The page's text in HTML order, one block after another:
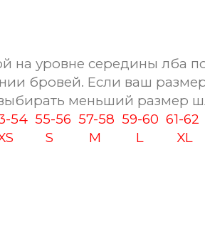
на уровне середины лба
бровей. Если ваш
меньший размер
54 55-56 57-58 59-60 61-62
S M L XL